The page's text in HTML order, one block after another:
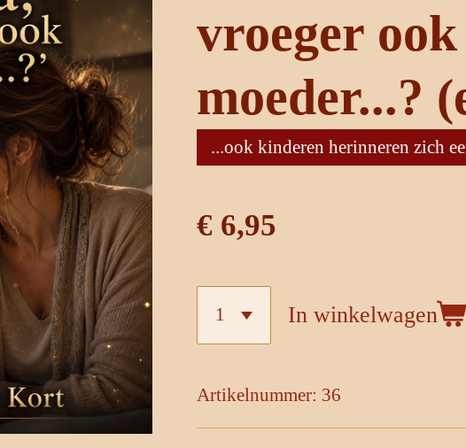
vroeger
moeder...?
...ook kinderen herinneren zich
€ 6,95
In winkelwagen
Artikelnummer: 36